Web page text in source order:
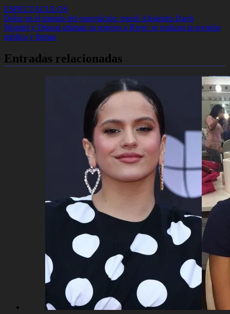
ESPECTACULOS
Navegación
de
Dolor en el mundo del espectáculo: murió Alejandra Darín
Montiel y Driussi ultiman su regreso a River: se realizan la revisión
médica y firman
Entradas relacionadas